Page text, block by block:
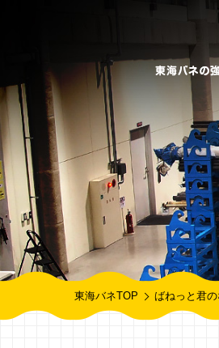
東海バネTOP ばねっと君